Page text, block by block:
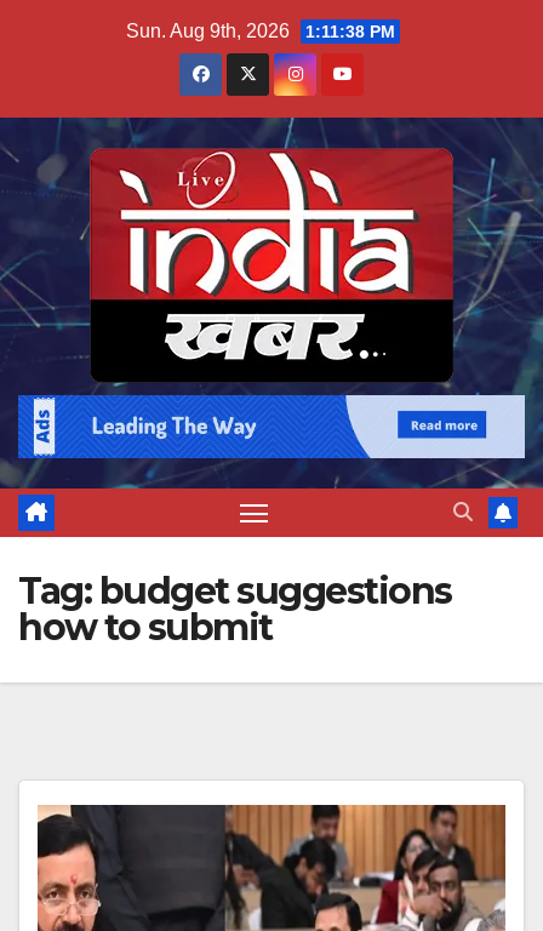
Sun. Aug 9th, 2026 1:11:39 PM
Tag: budget suggestions
how to submit